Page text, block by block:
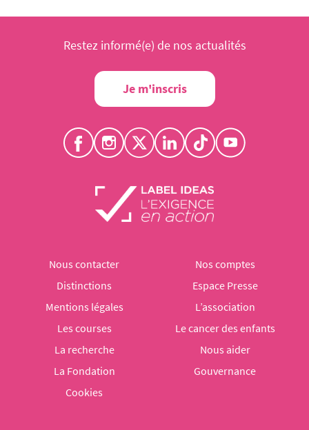
Restez informé(e) de nos actualités
Je m'inscris
Nous contacter
Nos comptes
Distinctions
Espace Presse
Mentions légales
L’association
Les courses
Le cancer des enfants
La recherche
Nous aider
La Fondation
Gouvernance
Cookies